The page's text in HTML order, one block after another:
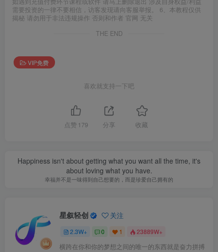
需要投资的一律不要相信，访客发现请向客服举报。 6、本教程仅供
揭秘 请勿用于非法违规操作 否则和作者 官网 无关
THE END
VIP免费
喜欢就支持一下吧
点赞 179 分享 收藏
Happiness isn't about getting what you want all the time, it's
about loving what you have.
幸福并不是一味得到自己想要的，而是珍爱自己拥有的
星叙轻创 关注
2.3W+ 0 1 23889W+
横跨在你和你的梦想之间的唯一的东西就是奋力拼搏